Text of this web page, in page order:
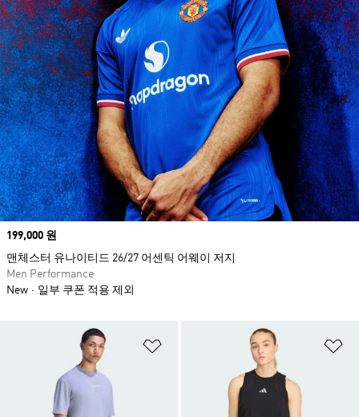
위시리스트 담기
Price
199,000 원
맨체스터 유나이티드 26/27 어센틱 어웨이 저지
Men Performance
New
일부 쿠폰 적용 제외